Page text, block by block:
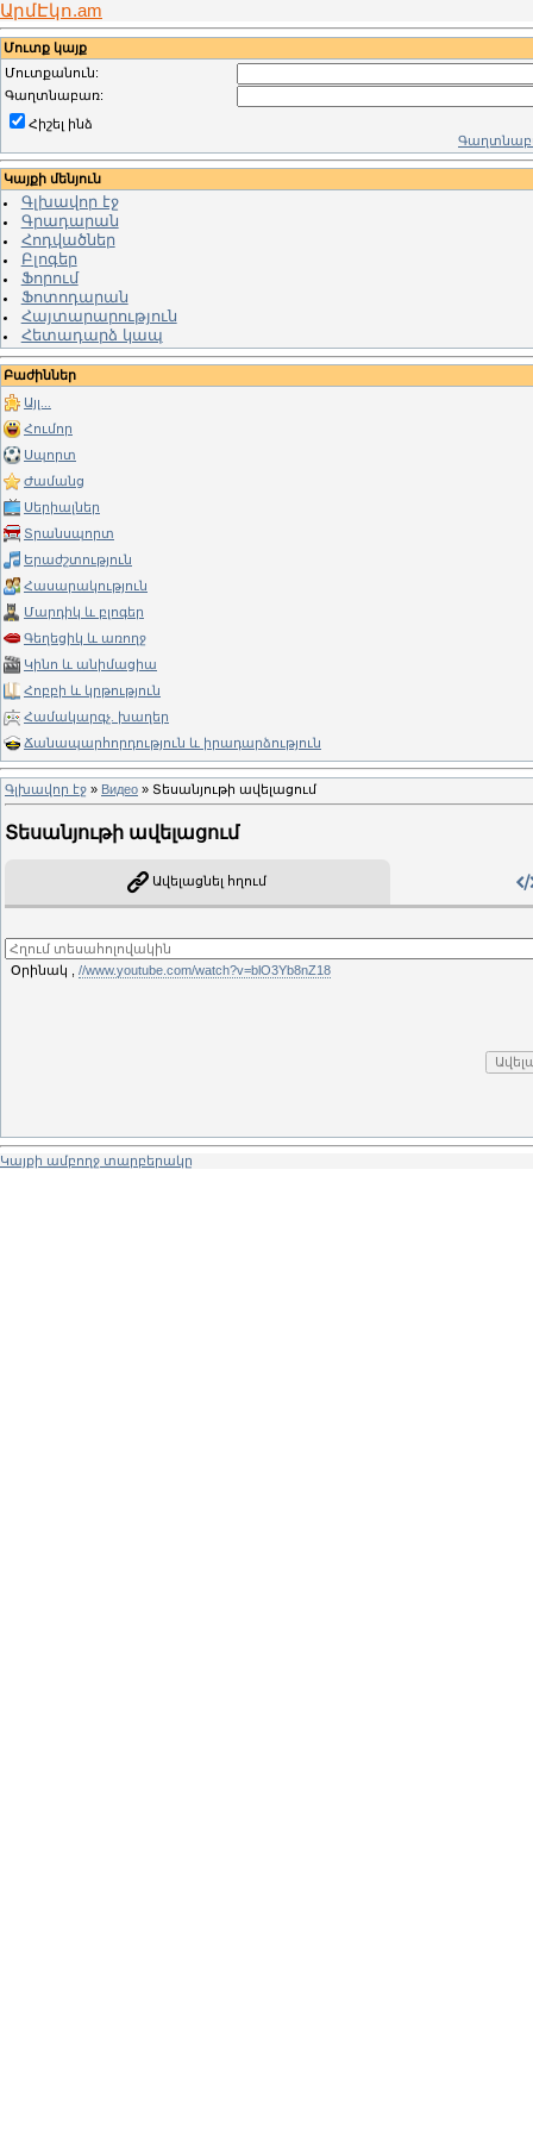
ԱրմԷկո.am
Մուտք կայք
Մուտքանուն:
Գաղտնաբառ:
Հիշել ինձ
Կայքի մենյուն
Գլխավոր էջ
Գրադարան
Հոդվածներ
Բլոգեր
Ֆորում
Ֆոտոդարան
Հայտարարություն
Հետադարձ կապ
Բաժիններ
Այլ...
Հումոր
Սպորտ
Ժամանց
Սերիալներ
Տրանսպորտ
Երաժշտություն
Հասարակություն
Մարդիկ և բլոգեր
Գեղեցիկ և առողջ
Կինո և անիմացիա
Հոբբի և կրթություն
Համակարգչ. խաղեր
Ճանապարհորդություն և իրադարձություն
Գլխավոր էջ » Видео » Տեսանյութի ավելացում
Տեսանյութի ավելացում
Ավելացնել հղում
Օրինակ , //www.youtube.com/watch?v=blO3Yb8nZ18
Կայքի ամբողջ տարբերակը